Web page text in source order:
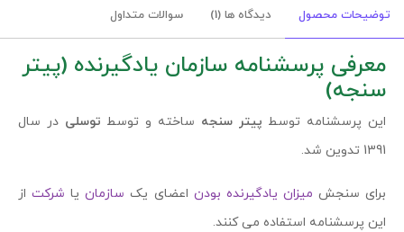
توضیحات محصول دیدگاه ها (1) سوالات متداول
معرفی پرسشنامه سازمان یادگیرنده (پیتر
سنجه)
این پرسشنامه توسط پیتر سنجه ساخته و توسط توسلیدر سال
1391 تدوین شد.
برای سنجش میزان یادگیرنده بودن اعضای یکسازمانیاشرکتاز
این پرسشنامه استفاده می کنند.